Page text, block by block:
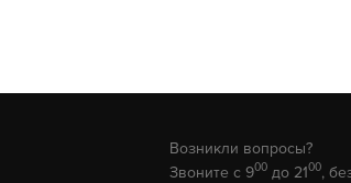
Возникли вопросы?
Звоните с 900 до 2100,